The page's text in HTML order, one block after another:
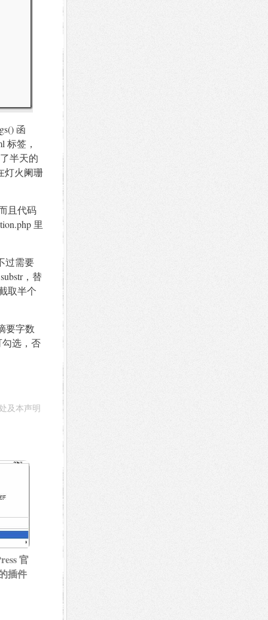
函
标签，
半天的
灯火阑珊
且代码
里
过需要
，替
取半个
要字数
勾选，否
及本声明
官
插件